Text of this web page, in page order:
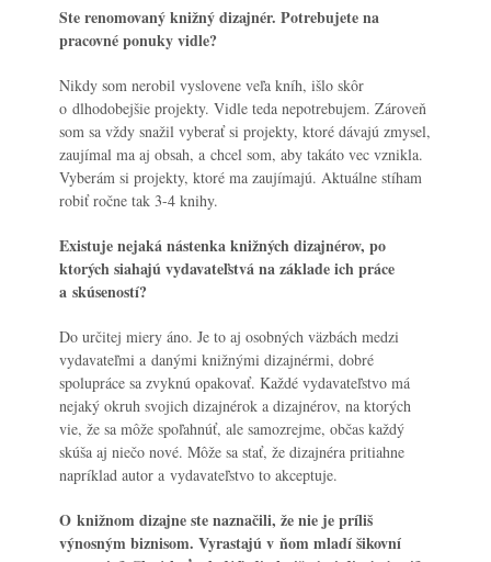
Ste renomovaný knižný dizajnér. Potrebujete na
pracovné ponuky vidle?
Nikdy som nerobil vyslovene veľa kníh, išlo skôr
o dlhodobejšie projekty. Vidle teda nepotrebujem. Zároveň
som sa vždy snažil vyberať si projekty, ktoré dávajú zmysel,
zaujímal ma aj obsah, a chcel som, aby takáto vec vznikla.
Vyberám si projekty, ktoré ma zaujímajú. Aktuálne stíham
robiť ročne tak 3-4 knihy.
Existuje nejaká nástenka knižných dizajnérov, po
ktorých siahajú vydavateľstvá na základe ich práce
a skúseností?
Do určitej miery áno. Je to aj osobných väzbách medzi
vydavateľmi a danými knižnými dizajnérmi, dobré
spolupráce sa zvyknú opakovať. Každé vydavateľstvo má
nejaký okruh svojich dizajnérok a dizajnérov, na ktorých
vie, že sa môže spoľahnúť, ale samozrejme, občas každý
skúša aj niečo nové. Môže sa stať, že dizajnéra pritiahne
napríklad autor a vydavateľstvo to akceptuje.
O knižnom dizajne ste naznačili, že nie je príliš
výnosným biznisom. Vyrastajú v ňom mladí šikovní